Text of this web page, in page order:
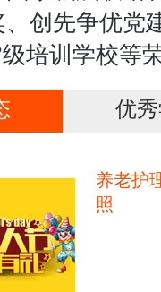
创先争优党
培训学校等
优
养老护
照